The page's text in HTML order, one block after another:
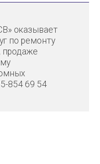
оказывает
по ремонту
продаже
854 69 54